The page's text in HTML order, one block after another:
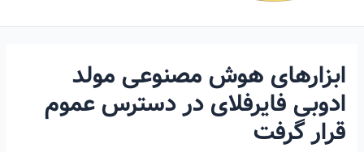
ابزارهای هوش مصنوعی مولد
ادوبی فایرفلای در دسترس عموم
قرار گرفت